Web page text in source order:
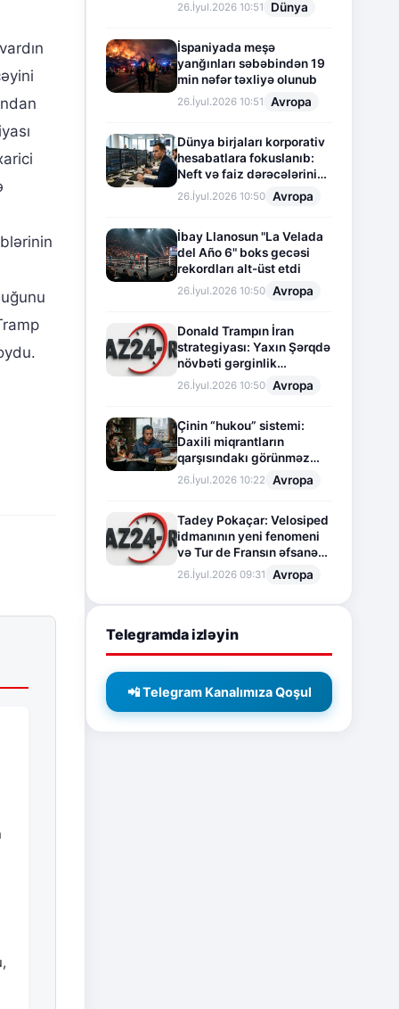
26.İyul.2026 10:51 Dünya
İspaniyada meşə
yanğınları səbəbindən 19
min nəfər təxliyə olunub
26.İyul.2026 10:51 Avropa
Dünya birjaları korporativ
hesabatlara fokuslanıb:
Neft və faiz dərəcələrinin
təsiri altında cari vəziyyət
26.İyul.2026 10:50 Avropa
İbay Llanosun "La Velada
del Año 6" boks gecəsi
rekordları alt-üst etdi
26.İyul.2026 10:50 Avropa
Donald Trampın İran
strategiyası: Yaxın Şərqdə
növbəti gərginlik
mərhələsi
26.İyul.2026 10:50 Avropa
Çinin “hukou” sistemi:
Daxili miqrantların
qarşısındakı görünməz
sədd
26.İyul.2026 10:22 Avropa
Tadey Pokaçar: Velosiped
idmanının yeni fenomeni
və Tur de Fransın əfsanəvi
səhifəsi
26.İyul.2026 09:31 Avropa
Telegramda izləyin
📲 Telegram Kanalımıza Qoşul